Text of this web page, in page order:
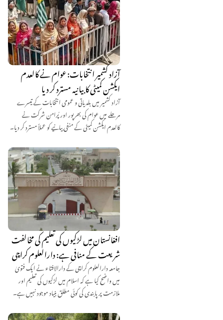
آزاد کشمیر انتخابات: عوام نے کالعدم
ایکشن کمیٹی کا بیانیہ مسترد کر دیا
آزاد کشمیر میں بلدیاتی و عمومی انتخابات کے تیسرے
مرحلے میں عوام کی بھرپور اور پُرامن شرکت نے
کالعدم ایکشن کمیٹی کے منفی بیانیے کو عملاً مسترد کر دیا۔
افغانستان میں لڑکیوں کی تعلیم کی مخالفت
شریعت کے منافی ہے: دارالعلوم کراچی
جامعہ دارالعلوم کراچی کے دارالافتاء نے ایک فتویٰ
میں واضح کیا ہے کہ اسلام میں لڑکیوں کی تعلیم اور
ملازمت پر پابندی کی کوئی مطلق بنیاد موجود نہیں ہے۔